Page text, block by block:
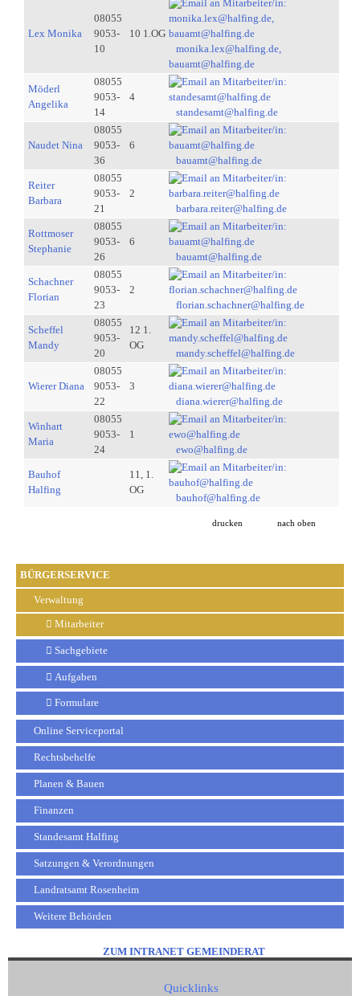
BÜRGERSERVICE
Verwaltung
Mitarbeiter
Sachgebiete
Aufgaben
Formulare
Online Serviceportal
Rechtsbehelfe
Planen & Bauen
Finanzen
Standesamt Halfing
Satzungen & Verordnungen
Landratsamt Rosenheim
Weitere Behörden
Lex Monika
08055
9053-
10
10 1.OG
monika.lex@halfing.de,
bauamt@halfing.de
Möderl
Angelika
08055
9053-
14
4
standesamt@halfing.de
Naudet Nina
08055
9053-
36
6
bauamt@halfing.de
Reiter
Barbara
08055
9053-
21
2
barbara.reiter@halfing.de
Rottmoser
Stephanie
08055
9053-
26
6
bauamt@halfing.de
Schachner
Florian
08055
9053-
23
2
florian.schachner@halfing.de
Scheffel
Mandy
08055
9053-
20
12 1.
OG
mandy.scheffel@halfing.de
Wierer Diana
08055
9053-
22
3
diana.wierer@halfing.de
Winhart
Maria
08055
9053-
24
1
ewo@halfing.de
Bauhof
Halfing
11, 1.
OG
bauhof@halfing.de
drucken nach oben
ZUM INTRANET GEMEINDERAT
Quicklinks